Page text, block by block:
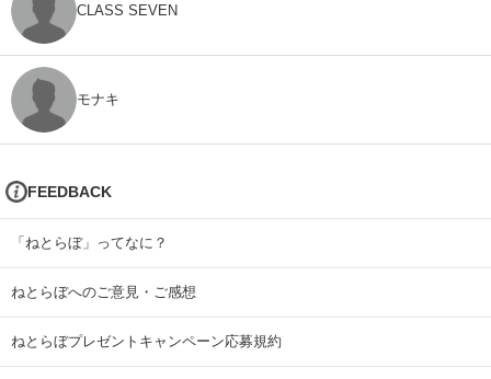
CLASS SEVEN
モナキ
FEEDBACK
「ねとらぼ」ってなに？
ねとらぼへのご意見・ご感想
ねとらぼプレゼントキャンペーン応募規約